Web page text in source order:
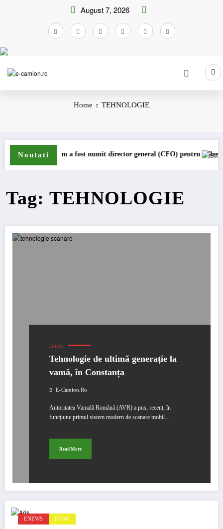
August 7, 2026
Home TEHNOLOGIE
Noutati
a fost numit director general (CFO) pentru cellcentricIVECO
Tag: TEHNOLOGIE
ENEWS
Tehnologie de ultimă generație la
vamă, în Constanța
E-Camion.ro
Autoritatea Vamală Română (AVR) a pus, recent, în
funcţiune primul sistem modern de scanare mobil…
Read More
ENEWS EVAN